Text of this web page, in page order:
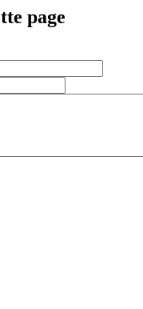
page